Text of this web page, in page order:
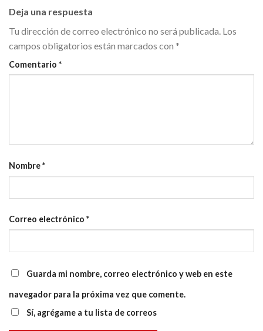
Deja una respuesta
Tu dirección de correo electrónico no será publicada. Los
campos obligatorios están marcados con *
Comentario *
Nombre*
Correo electrónico *
Guarda mi nombre, correo electrónico y web en este
navegador para la próxima vez que comente.
Sí, agrégame a tu lista de correos